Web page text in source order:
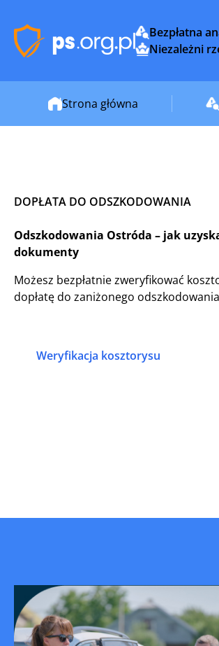
Bezpłatna
Niezależni
Strona główna
DOPŁATA DO ODSZKODOWANIA
Odszkodowania Ostróda – jak
dokumenty
Możesz bezpłatnie zweryfikować
dopłatę do zaniżonego
Weryfikacja kosztorysu